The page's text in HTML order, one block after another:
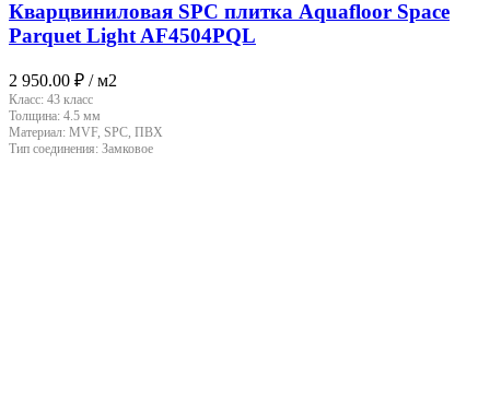
Кварцвиниловая SPC плитка Aquafloor Space
Parquet Light AF4504PQL
2 950.00 ₽ / м2
Класс: 43 класс
Толщина: 4.5 мм
Материал: MVF, SPC, ПВХ
Тип соединения: Замковое